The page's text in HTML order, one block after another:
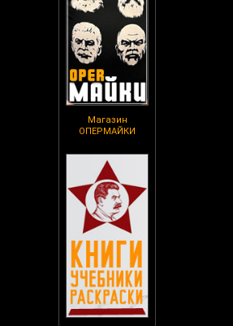
Магазин
ОПЕРМАЙКИ